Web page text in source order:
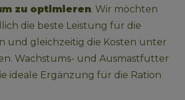
zu optimieren. Wir möchten
die beste Leistung für die
und gleichzeitig die Kosten unter
Wachstums- und Ausmastfutter
ideale Ergänzung für die Ration